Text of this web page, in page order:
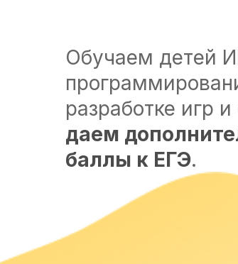
Обучаем детей
разработке игр
даем
баллы к ЕГЭ.